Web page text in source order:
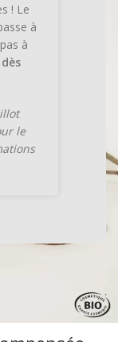
! Le
à
à
le